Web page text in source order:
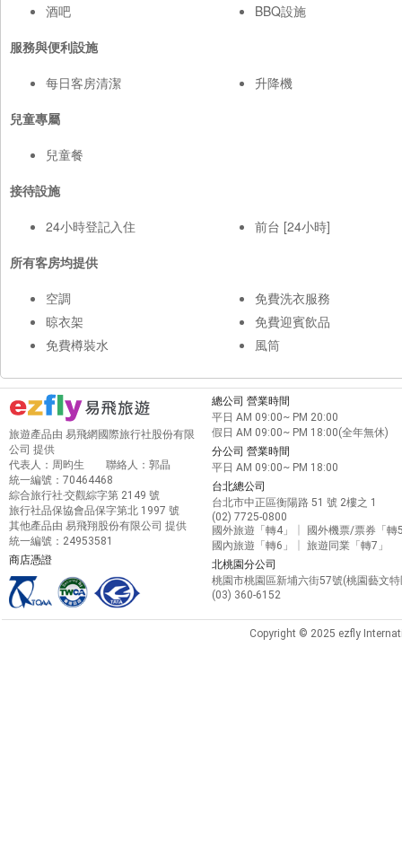
酒吧
BBQ設施
服務與便利設施
每日客房清潔
升降機
兒童專屬
兒童餐
接待設施
24小時登記入住
前台 [24小時]
所有客房均提供
空調
晾衣架
免費樽裝水
免費洗衣服務
免費迎賓飲品
風筒